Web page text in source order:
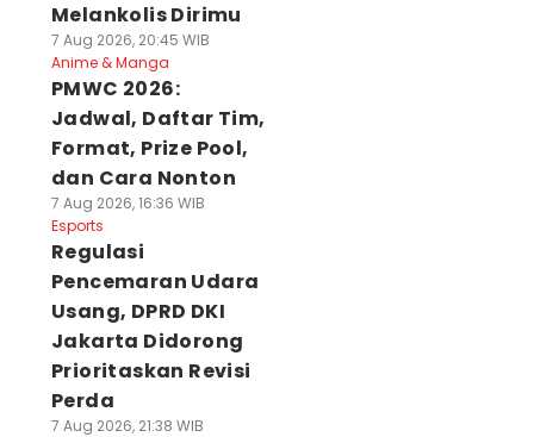
Melankolis Dirimu
7 Aug 2026, 20:45 WIB
Anime & Manga
PMWC 2026:
Jadwal, Daftar Tim,
Format, Prize Pool,
dan Cara Nonton
7 Aug 2026, 16:36 WIB
Esports
Regulasi
Pencemaran Udara
Usang, DPRD DKI
Jakarta Didorong
Prioritaskan Revisi
Perda
7 Aug 2026, 21:38 WIB